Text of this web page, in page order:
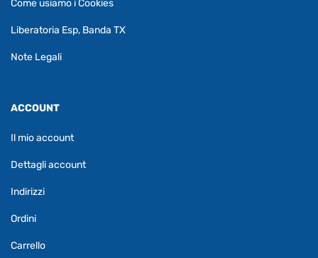
Come usiamo i Cookies
Liberatoria Esp, Banda TX
Note Legali
ACCOUNT
Il mio account
Dettagli account
Indirizzi
Ordini
Carrello